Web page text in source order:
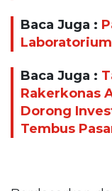
Baca Juga :
Baca Juga :
Rakerkonas
Dorong
Tembus